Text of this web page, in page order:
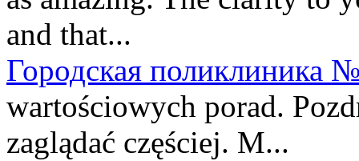
and that...
Городская поликлиника
wartościowych porad.
zaglądać częściej. M...